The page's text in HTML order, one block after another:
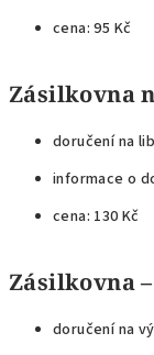
cena: 95 Kč
Zásilkovna
doručení na
informace o
cena: 130 Kč
Zásilkovna
doručení na